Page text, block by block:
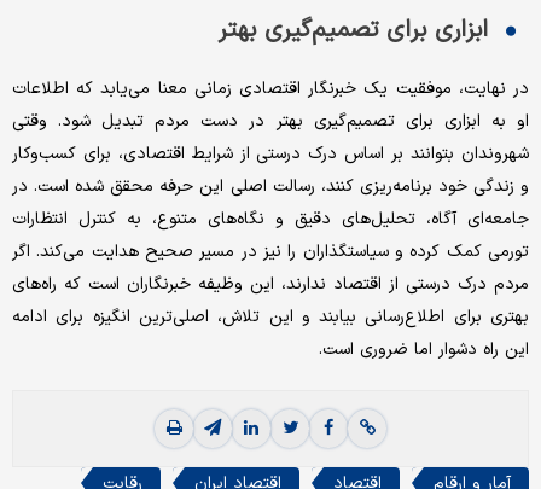
ابزاری برای تصمیم‌گیری بهتر
در نهایت، موفقیت یک خبرنگار اقتصادی زمانی معنا می‌یابد که اطلاعات
او به ابزاری برای تصمیم‌گیری بهتر در دست مردم تبدیل شود. وقتی
شهروندان بتوانند بر اساس درک درستی از شرایط اقتصادی، برای کسب‌وکار
و زندگی خود برنامه‌ریزی کنند، رسالت اصلی این حرفه محقق شده است. در
جامعه‌ای آگاه، تحلیل‌های دقیق و نگاه‌های متنوع، به کنترل انتظارات
تورمی کمک کرده و سیاستگذاران را نیز در مسیر صحیح هدایت می‌کند. اگر
مردم درک درستی از اقتصاد ندارند، این وظیفه خبرنگاران است که راه‌های
بهتری برای اطلاع‌رسانی بیابند و این تلاش، اصلی‌ترین انگیزه برای ادامه
این راه دشوار اما ضروری است.
آمار و ارقام اقتصاد اقتصاد ایران
رقابت